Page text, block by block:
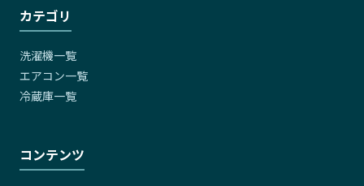
カテゴリ
洗濯機一覧
エアコン一覧
冷蔵庫一覧
コンテンツ